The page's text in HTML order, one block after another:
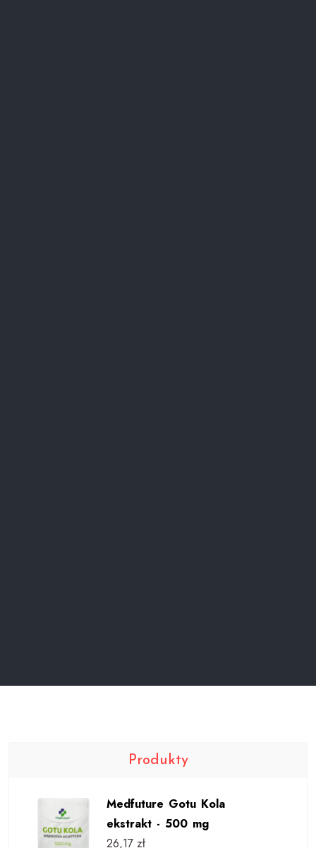
Produkty
Medfuture Gotu Kola
ekstrakt - 500 mg
26,17 zł